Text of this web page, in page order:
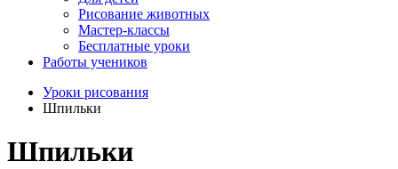
Рисование животных
Мастер-классы
Бесплатные уроки
Работы учеников
Уроки рисования
Шпильки
Шпильки